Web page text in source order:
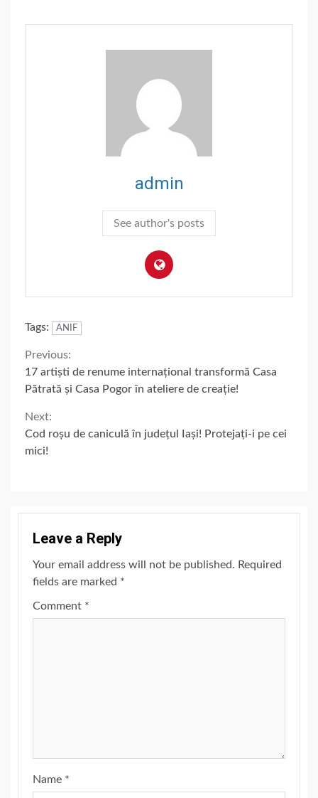
admin
See author's posts
Tags: ANIF
Continue
Reading
Previous:
17 artiști de renume internațional transformă Casa
Pătrată și Casa Pogor în ateliere de creație!
Next:
Cod roșu de caniculă în județul Iași! Protejați-i pe cei
mici!
Leave a Reply
Your email address will not be published. Required
fields are marked *
Comment *
Name *